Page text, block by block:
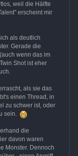
weil die Hälfte
erscheint mir
als deutlich
Gerade die
wenn das im
Shot ist eher
als sie das
einen Thread, in
zu schwer ist, oder
sein.
die
davon waren
Monster. Dennoch